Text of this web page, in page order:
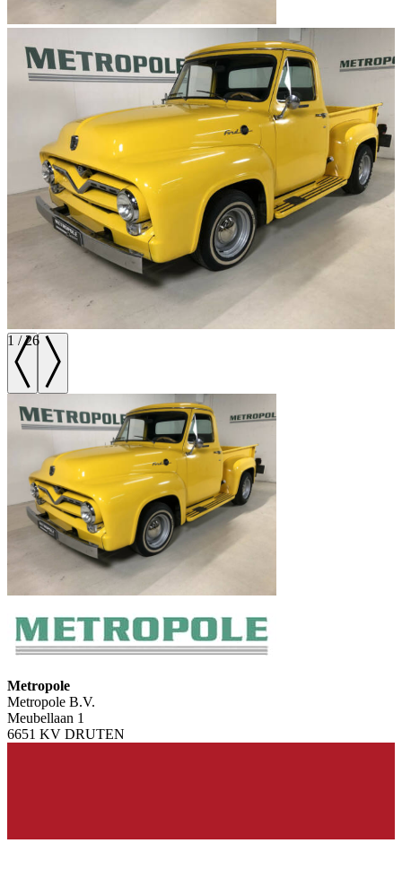
1 /26
Metropole
Metropole B.V.
Meubellaan 1
6651 KV DRUTEN